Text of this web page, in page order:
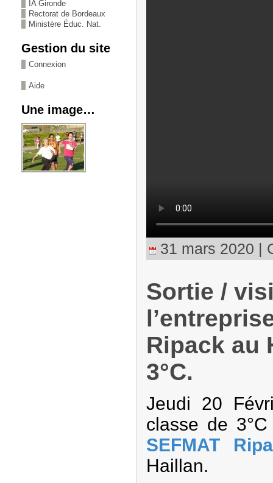
IA Gironde
Rectorat de Bordeaux
Ministère Éduc. Nat.
Gestion du site
Connexion
Aide
Une image…
31 mars 2020 |
Sortie /
Ripack au
3°C.
Jeudi 20
classe de
SEFMAT
Haillan.